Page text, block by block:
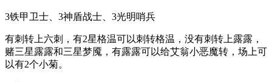
3铁甲卫士、3神盾战士、3光明哨兵
有刺转上六刺，有2星格温可以刺转格温，没有刺转上露露，
赌三星露露和三星梦魇，有露露可以给艾翁小恶魔转，场上可
以有2个小菊。